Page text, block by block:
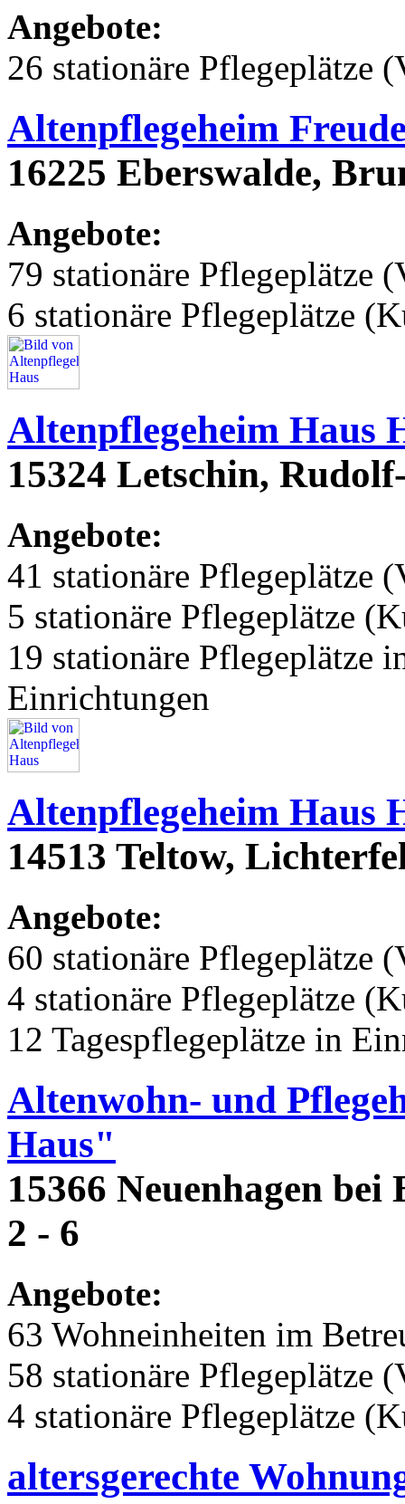
Angebote:
26 stationäre Pflegeplätze
Altenpflegeheim
16225 Eberswalde,
Angebote:
79 stationäre Pflegeplätze
6 stationäre Pflegeplätze
Altenpflegeheim Haus
15324 Letschin,
Angebote:
41 stationäre Pflegeplätze
5 stationäre Pflegeplätze
19 stationäre Pflegeplätze
Einrichtungen
Altenpflegeheim Haus
14513 Teltow,
Angebote:
60 stationäre Pflegeplätze
4 stationäre Pflegeplätze
12 Tagespflegeplätze in
Altenwohn- und
Haus"
15366 Neuenhagen
2 - 6
Angebote:
63 Wohneinheiten im
58 stationäre Pflegeplätze
4 stationäre Pflegeplätze
altersgerechte